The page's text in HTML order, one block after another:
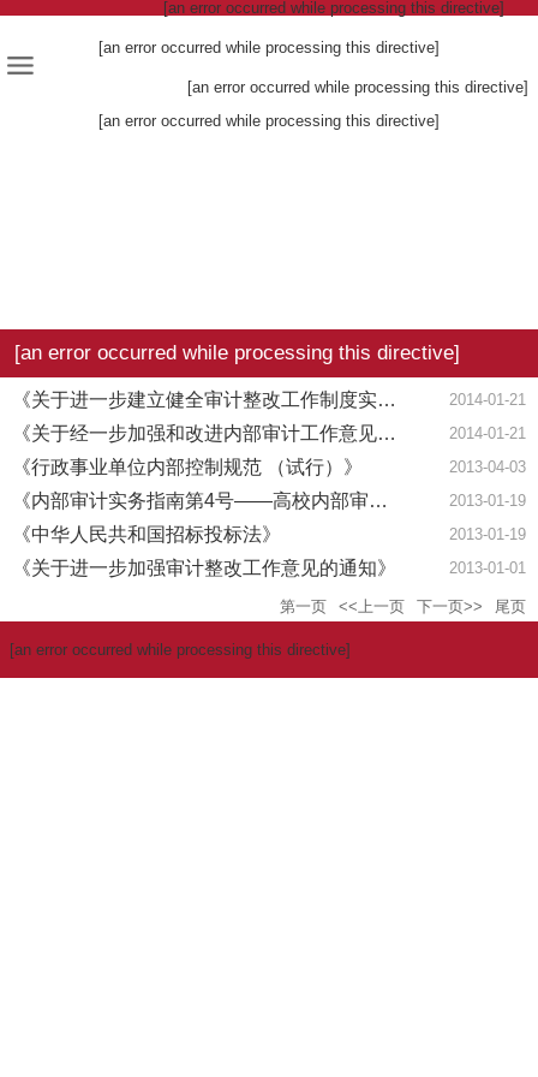
[an error occurred while processing this directive]
[an error occurred while processing this directive]
[an error occurred while processing this directive]
[an error occurred while processing this directive]
[an error occurred while processing this directive]
2014-01-21
《关于进一步建立健全审计整改工作制度实施意见的通知》（沪府办...
2014-01-21
《关于经一步加强和改进内部审计工作意见的通知》（沪府办发〔2...
2013-04-03
《行政事业单位内部控制规范 （试行）》
2013-01-19
《内部审计实务指南第4号——高校内部审计》
2013-01-19
《中华人民共和国招标投标法》
2013-01-01
《关于进一步加强审计整改工作意见的通知》
第一页 <<上一页 下一页>> 尾页
[an error occurred while processing this directive]